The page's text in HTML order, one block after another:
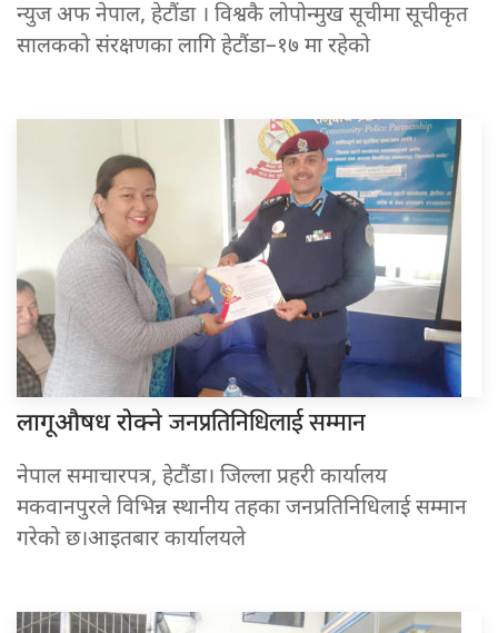
न्युज अफ नेपाल, हेटौंडा । विश्वकै लोपोन्मुख सूचीमा सूचीकृत
सालकको संरक्षणका लागि हेटौंडा–१७ मा रहेको
लागूऔषध रोक्नेजनप्रतिनिधिलाई सम्मान
नेपाल समाचारपत्र, हेटौंडा। जिल्ला प्रहरी कार्यालय
मकवानपुरले विभिन्न स्थानीय तहका जनप्रतिनिधिलाई सम्मान
गरेको छ।आइतबार कार्यालयले